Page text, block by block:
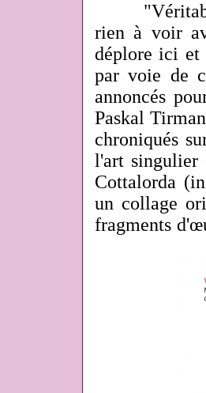
rien à voir
déplore ici et
par voie de
annoncés
Paskal
chroniqués
l'art singulier
Cottalorda
un collage
fragments